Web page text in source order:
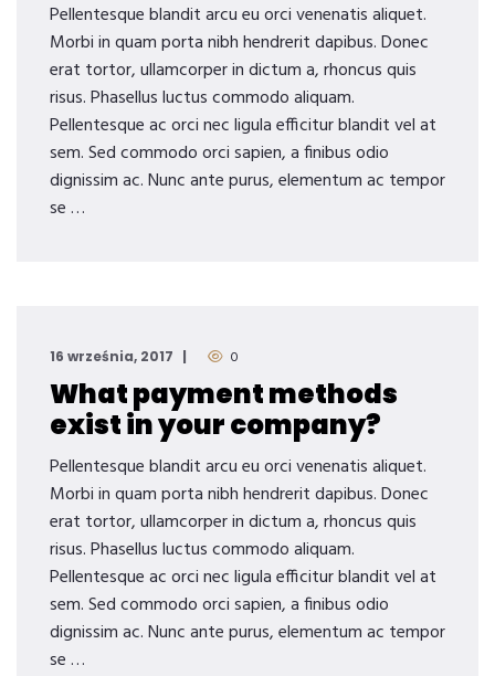
Pellentesque blandit arcu eu orci venenatis aliquet.
Morbi in quam porta nibh hendrerit dapibus. Donec
erat tortor, ullamcorper in dictum a, rhoncus quis
risus. Phasellus luctus commodo aliquam.
Pellentesque ac orci nec ligula efficitur blandit vel at
sem. Sed commodo orci sapien, a finibus odio
dignissim ac. Nunc ante purus, elementum ac tempor
se …
16 września, 2017 0
What payment methods
exist in your company?
Pellentesque blandit arcu eu orci venenatis aliquet.
Morbi in quam porta nibh hendrerit dapibus. Donec
erat tortor, ullamcorper in dictum a, rhoncus quis
risus. Phasellus luctus commodo aliquam.
Pellentesque ac orci nec ligula efficitur blandit vel at
sem. Sed commodo orci sapien, a finibus odio
dignissim ac. Nunc ante purus, elementum ac tempor
se …